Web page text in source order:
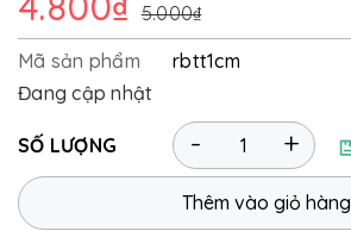
5.000₫
Mã sản phẩm
rbtt1cm
Đang cập nhật
SỐ LƯỢNG +
-
Thêm vào giỏ hàng